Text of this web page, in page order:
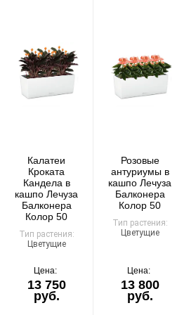
обязательна.
Организация парковки и
«Москва-Сити»
сохранность растений.
Доставка по России
Стоимость
По тарифам транспортных компаний
1000 ₽.
Калатеи
Кроката
Кандела в
кашпо Лечуза
Балконера
Колор 50
Тип растения:
Цветущие
Цена:
13 750
руб.
Розовые
антуриумы в
кашпо Лечуза
Балконера
Колор 50
Тип растения:
Цветущие
Цена:
13 800
руб.